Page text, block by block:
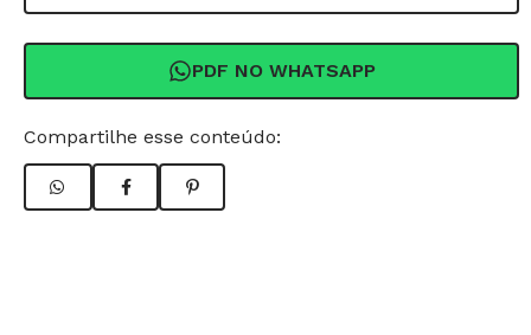
PDF NO WHATSAPP
Compartilhe esse conteúdo: